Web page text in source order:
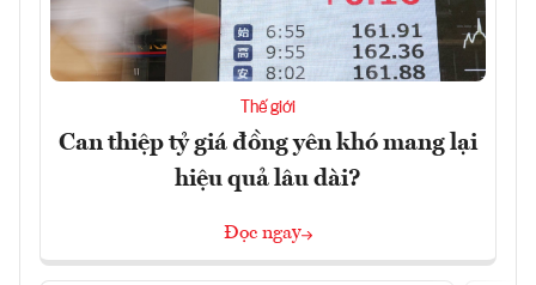
Thế giới
Can thiệp tỷ giá đồng yên khó mang lại
hiệu quả lâu dài?
Đọc ngay